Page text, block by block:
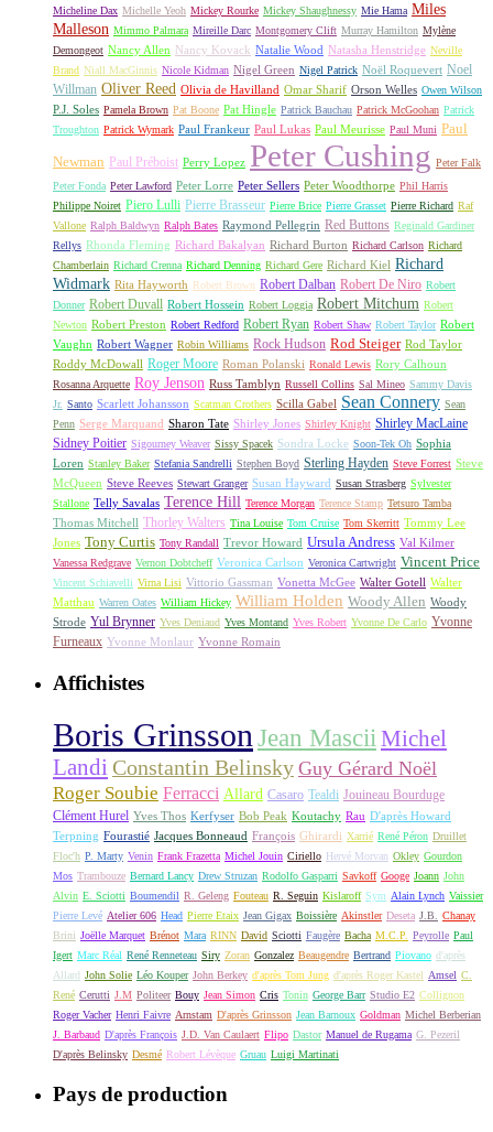
Micheline Dax Michelle Yeoh Mickey Rourke Mickey Shaughnessy Mie Hama Miles
Malleson Mimmo Palmara Mireille Darc Montgomery Clift Murray Hamilton Mylène
Demongeot Nancy Allen Nancy Kovack Natalie Wood Natasha Henstridge Neville
Brand Niall MacGinnis Nicole Kidman Nigel Green Nigel Patrick Noël Roquevert Noel
Willman Oliver Reed Olivia de Havilland Omar Sharif Orson Welles Owen Wilson
P.J. Soles Pamela Brown Pat Boone Pat Hingle Patrick Bauchau Patrick McGoohan Patrick
Troughton Patrick Wymark Paul Frankeur Paul Lukas Paul Meurisse Paul Muni Paul
Newman Paul Préboist Perry Lopez Peter Cushing Peter Falk
Peter Fonda Peter Lawford Peter Lorre Peter Sellers Peter Woodthorpe Phil Harris
Philippe Noiret Piero Lulli Pierre Brasseur Pierre Brice Pierre Grasset Pierre Richard Raf
Vallone Ralph Baldwyn Ralph Bates Raymond Pellegrin Red Buttons Reginald Gardiner
Rellys Rhonda Fleming Richard Bakalyan Richard Burton Richard Carlson Richard
Chamberlain Richard Crenna Richard Denning Richard Gere Richard Kiel Richard
Widmark Rita Hayworth Robert Brown Robert Dalban Robert De Niro Robert
Donner Robert Duvall Robert Hossein Robert Loggia Robert Mitchum Robert
Newton Robert Preston Robert Redford Robert Ryan Robert Shaw Robert Taylor Robert
Vaughn Robert Wagner Robin Williams Rock Hudson Rod Steiger Rod Taylor
Roddy McDowall Roger Moore Roman Polanski Ronald Lewis Rory Calhoun
Rosanna Arquette Roy Jenson Russ Tamblyn Russell Collins Sal Mineo Sammy Davis
Jr. Santo Scarlett Johansson Scatman Crothers Scilla Gabel Sean Connery Sean
Penn Serge Marquand Sharon Tate Shirley Jones Shirley Knight Shirley MacLaine
Sidney Poitier Sigourney Weaver Sissy Spacek Sondra Locke Soon-Tek Oh Sophia
Loren Stanley Baker Stefania Sandrelli Stephen Boyd Sterling Hayden Steve Forrest Steve
McQueen Steve Reeves Stewart Granger Susan Hayward Susan Strasberg Sylvester
Stallone Telly Savalas Terence Hill Terence Morgan Terence Stamp Tetsuro Tamba
Thomas Mitchell Thorley Walters Tina Louise Tom Cruise Tom Skerritt Tommy Lee
Jones Tony Curtis Tony Randall Trevor Howard Ursula Andress Val Kilmer
Vanessa Redgrave Vernon Dobtcheff Veronica Carlson Veronica Cartwright Vincent Price
Vincent Schiavelli Virna Lisi Vittorio Gassman Vonetta McGee Walter Gotell Walter
Matthau Warren Oates William Hickey William Holden Woody Allen Woody
Strode Yul Brynner Yves Deniaud Yves Montand Yves Robert Yvonne De Carlo Yvonne
Furneaux Yvonne Monlaur Yvonne Romain
Affichistes
Boris Grinsson Jean Mascii Michel
Landi Constantin Belinsky Guy Gérard Noël
Roger Soubie Ferracci Allard Casaro Tealdi Jouineau Bourduge
Clément Hurel Yves Thos Kerfyser Bob Peak Koutachy Rau D'après Howard
Terpning Fourastié Jacques Bonneaud François Ghirardi Xarrié René Péron Druillet
Floc'h P. Marty Venin Frank Frazetta Michel Jouin Ciriello Hervé Morvan Okley Gourdon
Mos Trambouze Bernard Lancy Drew Struzan Rodolfo Gasparri Savkoff Googe Joann John
Alvin E. Sciotti Boumendil R. Geleng Fouteau R. Seguin Kislaroff Sym Alain Lynch Vaissier
Pierre Levé Atelier 606 Head Pierre Etaix Jean Gigax Boissière Akinstler Deseta J.B.
Chanay
Brini Joëlle Marquet Brénot Mara RINN David Sciotti Faugère Bacha M.C.P. Peyrolle Paul
Igert Marc Réal René Renneteau Siry Zoran Gonzalez Beaugendre Bertrand Piovano d'après
Allard John Solie Léo Kouper John Berkey d'après Tom Jung d'après Roger Kastel Amsel C.
René Cerutti J.M Politeer Bouy Jean Simon Cris Tonin George Barr Studio E2 Collignon
Roger Vacher Henri Faivre Arnstam D'après Grinsson Jean Barnoux Goldman Michel Berberian
J. Barbaud D'après François J.D. Van Caulaert Flipo Dastor Manuel de Rugama G. Pezeril
D'après Belinsky Desmé Robert Lévèque Gruau Luigi Martinati
Pays de production